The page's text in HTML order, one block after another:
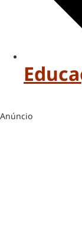
Anúncio